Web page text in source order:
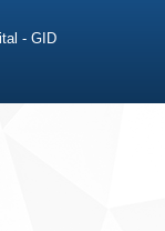
- GID